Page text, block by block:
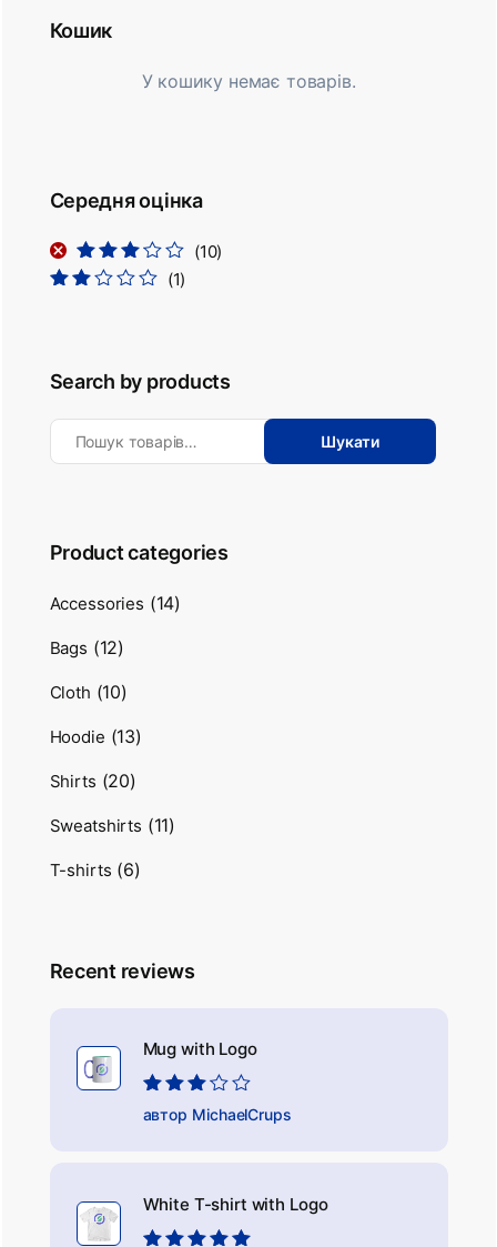
Кошик
У кошику немає товарів.
Середня оцінка
Оцінено
(10)
(1)
Search by products
Шукати
Product categories
Accessories (14)
Bags (12)
Cloth (10)
Hoodie (13)
Shirts (20)
Sweatshirts (11)
T-shirts (6)
Recent reviews
Mug with Logo
Оцінено
в 3 з 5
автор MichaelCrups
White T-shirt with Logo